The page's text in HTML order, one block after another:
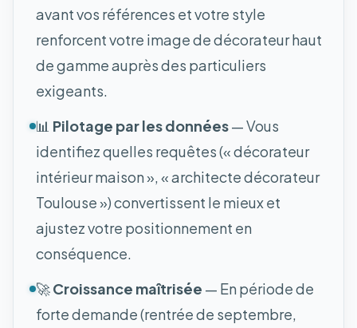
avant vos références et votre style
renforcent votre image de décorateur haut
de gamme auprès des particuliers
exigeants.
📊 Pilotage par les données— Vous
identifiez quelles requêtes (« décorateur
intérieur maison », « architecte décorateur
Toulouse ») convertissent le mieux et
ajustez votre positionnement en
conséquence.
🚀Croissance maîtrisée — En période de
forte demande (rentrée de septembre,